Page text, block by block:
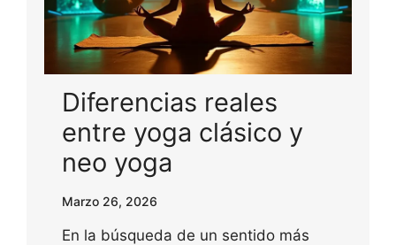
Diferencias reales
entre yoga clásico y
neo yoga
Marzo 26, 2026
En la búsqueda de un sentido más